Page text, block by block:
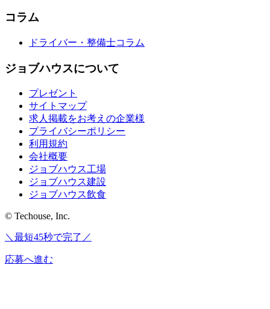
コラム
ドライバー・整備士コラム
ジョブハウスについて
プレゼント
サイトマップ
求人掲載をお考えの企業様
プライバシーポリシー
利用規約
会社概要
ジョブハウス工場
ジョブハウス建設
ジョブハウス飲食
© Techouse, Inc.
＼最短45秒で完了／
応募へ進む